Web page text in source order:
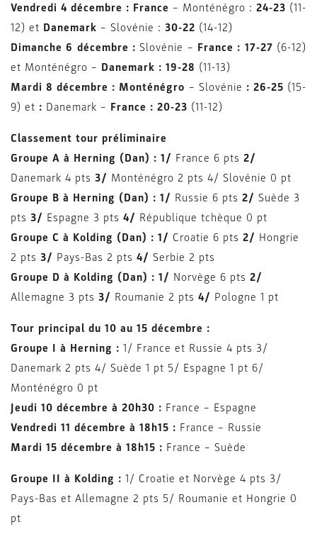
Vendredi 4 décembre : France – Monténégro : 24-23 (11-
12) et Danemark – Slovénie : 30-22 (14-12)
Dimanche 6 décembre :Slovénie – France : 17-27 (6-12)
et Monténégro – Danemark : 19-28 (11-13)
Mardi 8 décembre : Monténégro – Slovénie : 26-25 (15-
9) et : Danemark – France : 20-23 (11-12)
Classement tour préliminaire
Groupe A à Herning (Dan) : 1/ France 6 pts 2/
Danemark 4 pts 3/ Monténégro 2 pts 4/ Slovénie 0 pt
Groupe B à Herning (Dan) : 1/ Russie 6 pts 2/ Suède 3
pts 3/ Espagne 3 pts 4/ République tchèque 0 pt
Groupe C à Kolding (Dan) : 1/ Croatie 6 pts 2/ Hongrie
2 pts 3/ Pays-Bas 2 pts 4/ Serbie 2 pts
Groupe D à Kolding (Dan) : 1/ Norvège 6 pts 2/
Allemagne 3 pts 3/ Roumanie 2 pts 4/ Pologne 1 pt
Tour principal du 10 au 15 décembre :
Groupe I à Herning : 1/ France et Russie 4 pts 3/
Danemark 2 pts 4/ Suède 1 pt 5/ Espagne 1 pt 6/
Monténégro 0 pt
Jeudi 10 décembre à 20h30 : France – Espagne
Vendredi 11 décembre à 18h15 : France – Russie
Mardi 15 décembre à 18h15 : France – Suède
Groupe II à Kolding : 1/ Croatie et Norvège 4 pts 3/
Pays-Bas et Allemagne 2 pts 5/ Roumanie et Hongrie 0
pt